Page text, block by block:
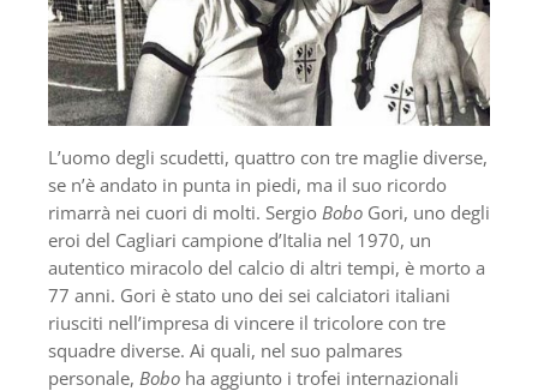
L’uomo degli scudetti, quattro con tre maglie diverse,
se n’è andato in punta in piedi, ma il suo ricordo
rimarrà nei cuori di molti. Sergio Bobo Gori, uno degli
eroi del Cagliari campione d’Italia nel 1970, un
autentico miracolo del calcio di altri tempi, è morto a
77 anni. Gori è stato uno dei sei calciatori italiani
riusciti nell’impresa di vincere il tricolore con tre
squadre diverse. Ai quali, nel suo palmares
personale, Bobo ha aggiunto i trofei internazionali